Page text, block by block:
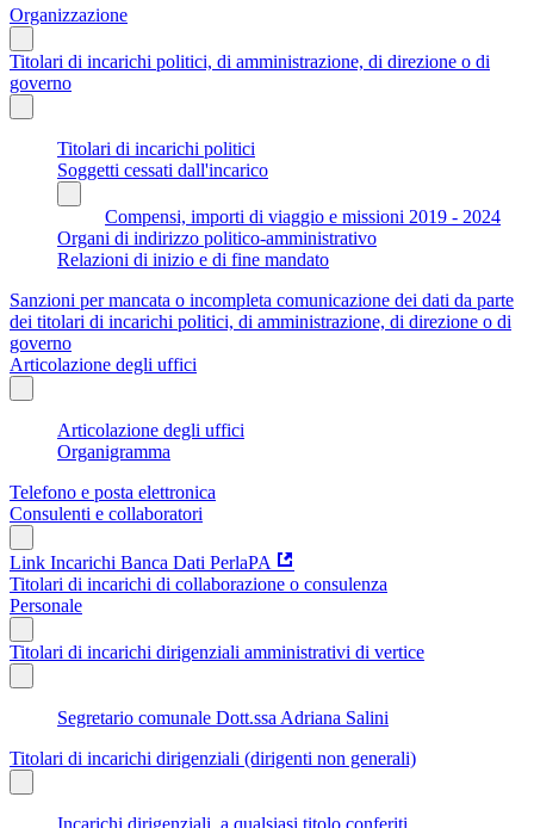
Organizzazione
Titolari di incarichi politici, di amministrazione, di direzione o di
governo
Titolari di incarichi politici
Soggetti cessati dall'incarico
Compensi, importi di viaggio e missioni 2019 - 2024
Organi di indirizzo politico-amministrativo
Relazioni di inizio e di fine mandato
Sanzioni per mancata o incompleta comunicazione dei dati da parte
dei titolari di incarichi politici, di amministrazione, di direzione o di
governo
Articolazione degli uffici
Articolazione degli uffici
Organigramma
Telefono e posta elettronica
Consulenti e collaboratori
Link Incarichi Banca Dati PerlaPA
Titolari di incarichi di collaborazione o consulenza
Personale
Titolari di incarichi dirigenziali amministrativi di vertice
Segretario comunale Dott.ssa Adriana Salini
Titolari di incarichi dirigenziali (dirigenti non generali)
Incarichi dirigenziali, a qualsiasi titolo conferiti